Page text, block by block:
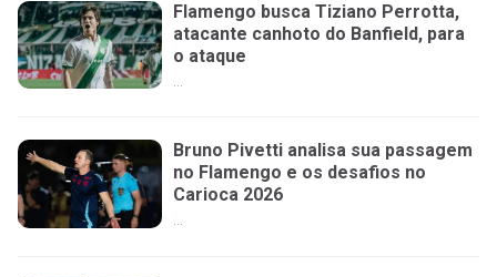
Flamengo busca Tiziano Perrotta,
atacante canhoto do Banfield, para
o ataque
...
Bruno Pivetti analisa sua passagem
no Flamengo e os desafios no
Carioca 2026
...